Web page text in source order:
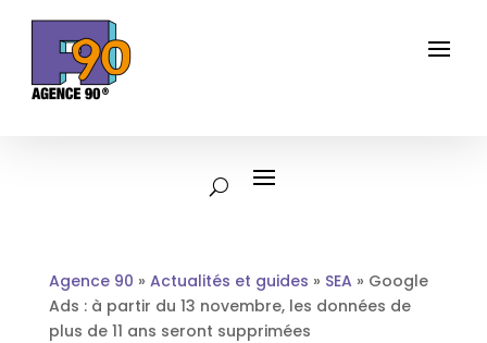
Agence 90 » Actualités et guides » SEA » Google
Ads : à partir du 13 novembre, les données de
plus de 11 ans seront supprimées